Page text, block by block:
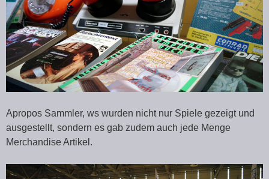
Apropos Sammler, ws wurden nicht nur Spiele gezeigt und
ausgestellt, sondern es gab zudem auch jede Menge
Merchandise Artikel.